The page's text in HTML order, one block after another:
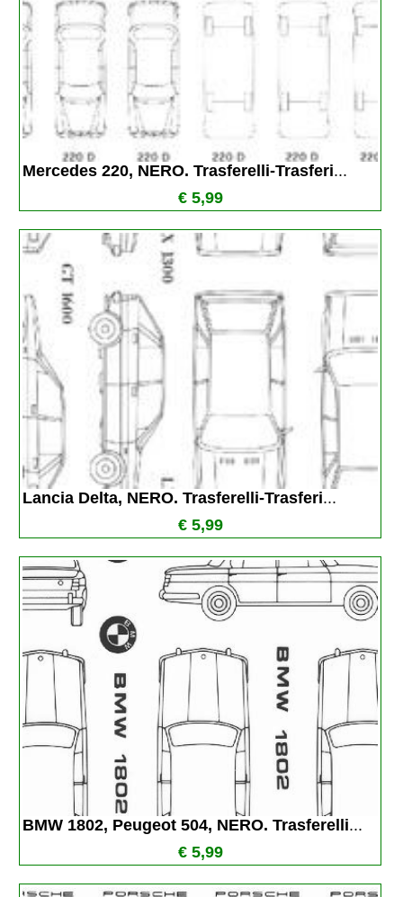
Mercedes 220, NERO. Trasferelli-Trasferi...
€ 5,99
Lancia Delta, NERO. Trasferelli-Trasferi...
€ 5,99
BMW 1802, Peugeot 504, NERO. Trasferelli...
€ 5,99